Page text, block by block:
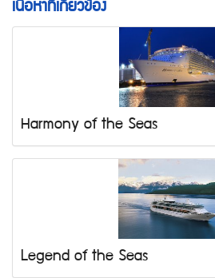
เนื้อหาที่เกี่ยวข้อง
Harmony of the Seas
Legend of the Seas